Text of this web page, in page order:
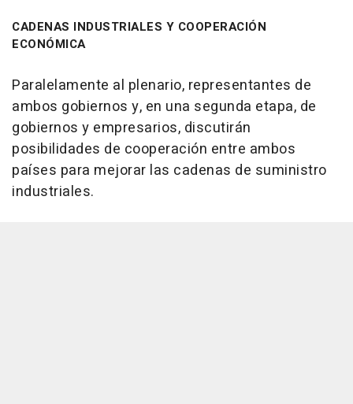
CADENAS INDUSTRIALES Y COOPERACIÓN
ECONÓMICA
Paralelamente al plenario, representantes de
ambos gobiernos y, en una segunda etapa, de
gobiernos y empresarios, discutirán
posibilidades de cooperación entre ambos
países para mejorar las cadenas de suministro
industriales.